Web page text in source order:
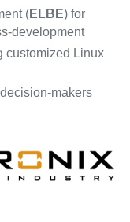
(ELBE) for
development
customized Linux
makers